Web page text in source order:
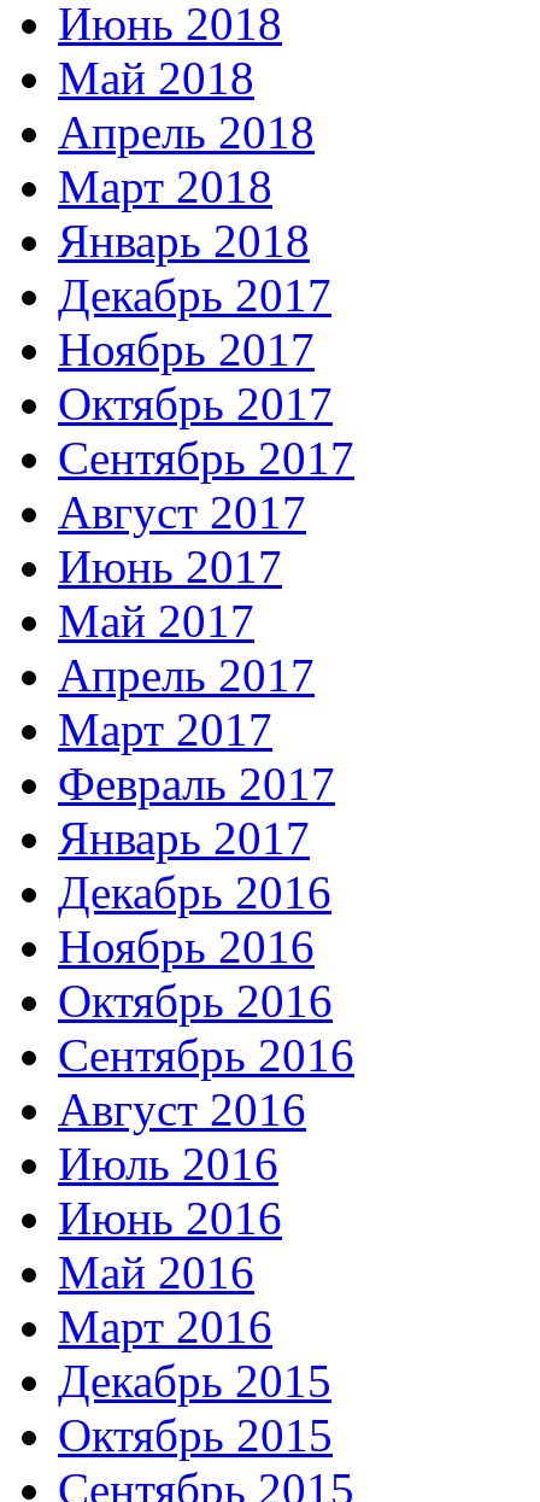
Июнь 2018
Май 2018
Апрель 2018
Март 2018
Январь 2018
Декабрь 2017
Ноябрь 2017
Октябрь 2017
Сентябрь 2017
Август 2017
Июнь 2017
Май 2017
Апрель 2017
Март 2017
Февраль 2017
Январь 2017
Декабрь 2016
Ноябрь 2016
Октябрь 2016
Сентябрь 2016
Август 2016
Июль 2016
Июнь 2016
Май 2016
Март 2016
Декабрь 2015
Октябрь 2015
Сентябрь 2015